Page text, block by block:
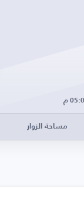
مساحة الزوار